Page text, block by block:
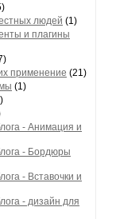
людей (1)
и плагины
применение (21)
(1)
- Анимация и
- Бордюры
- Вставочки и
- дизайн для